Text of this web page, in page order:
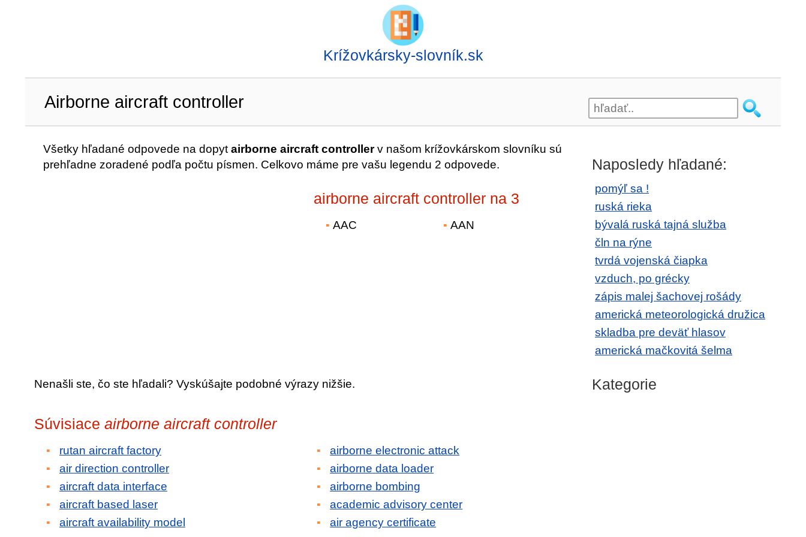
Krížovkársky-slovník.sk
Airborne aircraft controller
Všetky hľadané odpovede na dopyt airborne aircraft controllerv našom krížovkárskom slovníku sú
prehľadne zoradené podľa počtu písmen. Celkovo máme pre vašu legendu 2 odpovede.
airborne aircraft controller na 3
AAC AAN
Nenašli ste, čo ste hľadali? Vyskúšajte podobné výrazy nižšie.
Súvisiace airborne aircraft controller
rutan aircraft factory
air direction controller
aircraft data interface
aircraft based laser
aircraft availability model
airborne electronic attack
airborne data loader
airborne bombing
academic advisory center
air agency certificate
Naposledy hľadané:
pomýľ sa !
ruská rieka
bývalá ruská tajná služba
čln na rýne
tvrdá vojenská čiapka
vzduch, po grécky
zápis malej šachovej rošády
americká meteorologická družica
skladba pre deväť hlasov
americká mačkovitá šelma
Kategorie